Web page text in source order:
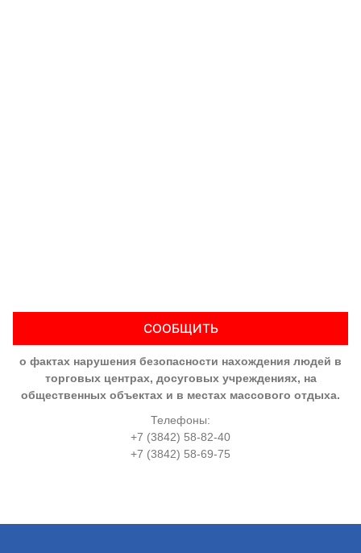
СООБЩИТЬ
о фактах нарушения безопасности нахождения людей в
торговых центрах, досуговых учреждениях, на
общественных объектах и в местах массового отдыха.
Телефоны:
+7 (3842) 58-82-40
+7 (3842) 58-69-75